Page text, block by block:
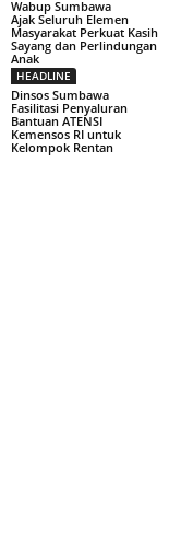
Wabup Sumbawa
Ajak Seluruh Elemen
Masyarakat Perkuat Kasih
Sayang dan Perlindungan
Anak
HEADLINE
Dinsos Sumbawa
Fasilitasi Penyaluran
Bantuan ATENSI
Kemensos RI untuk
Kelompok Rentan